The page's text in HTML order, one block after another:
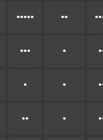
••••• ••
••• •
• •
•• •